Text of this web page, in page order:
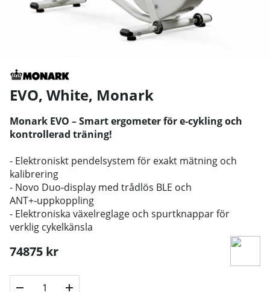
EVO, White, Monark
Monark EVO – Smart ergometer för e‑cykling och
kontrollerad träning!
- Elektroniskt pendelsystem för exakt mätning och
kalibrering
- Novo Duo‑display med trådlös BLE och
ANT+‑uppkoppling
- Elektroniska växelreglage och spurtknappar för
verklig cykelkänsla
74875 kr